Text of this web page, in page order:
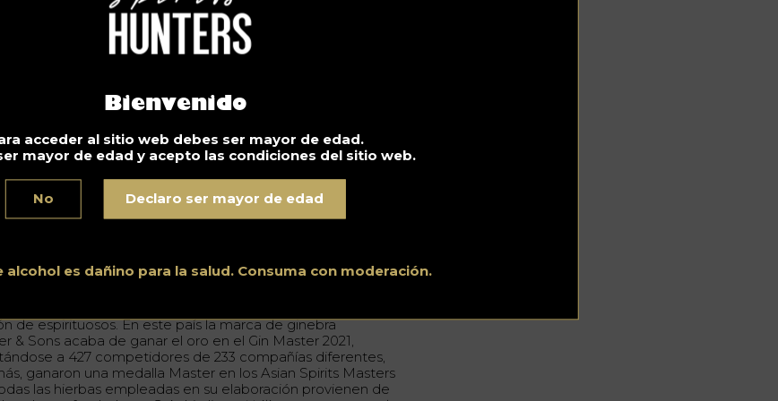
Bienvenido
acceder al sitio web debes ser mayor de edad.
mayor de edad y acepto las condiciones del sitio web.
No Declaro ser mayor de edad
alcohol es dañino para la salud. Consuma con moderación.
del Sindicato Francés de Licores y presidente de
dicea propósito de este segmento: «
de una imagen muy positiva, sobre todo porque
mundo intenta curarse con las plantas. Sin decir que estos
podemos admitir que hacen las cosas bien
«Cada vez más chefs los utilizan en la cocina. La
Massenez se ha convertido incluso en el especialista en
Delafon.
del impulso del cual beneficiaría
de espirituosos. En este país la marca de ginebra
& Sons acaba de ganar el oro en el Gin Master 2021,
a 427 competidores de 233 compañías diferentes,
ganaron una medalla Master en los Asian Spirits Masters
las hierbas empleadas en su elaboración provienen de